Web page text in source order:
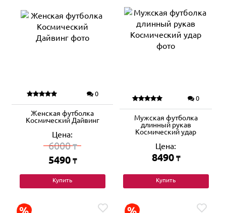
0
Женская футболка
Космический Дайвинг
Цена:
6000₸
5490 ₸
Купить
0
Мужская футболка
длинный рукав
Космический удар
Цена:
8490 ₸
Купить